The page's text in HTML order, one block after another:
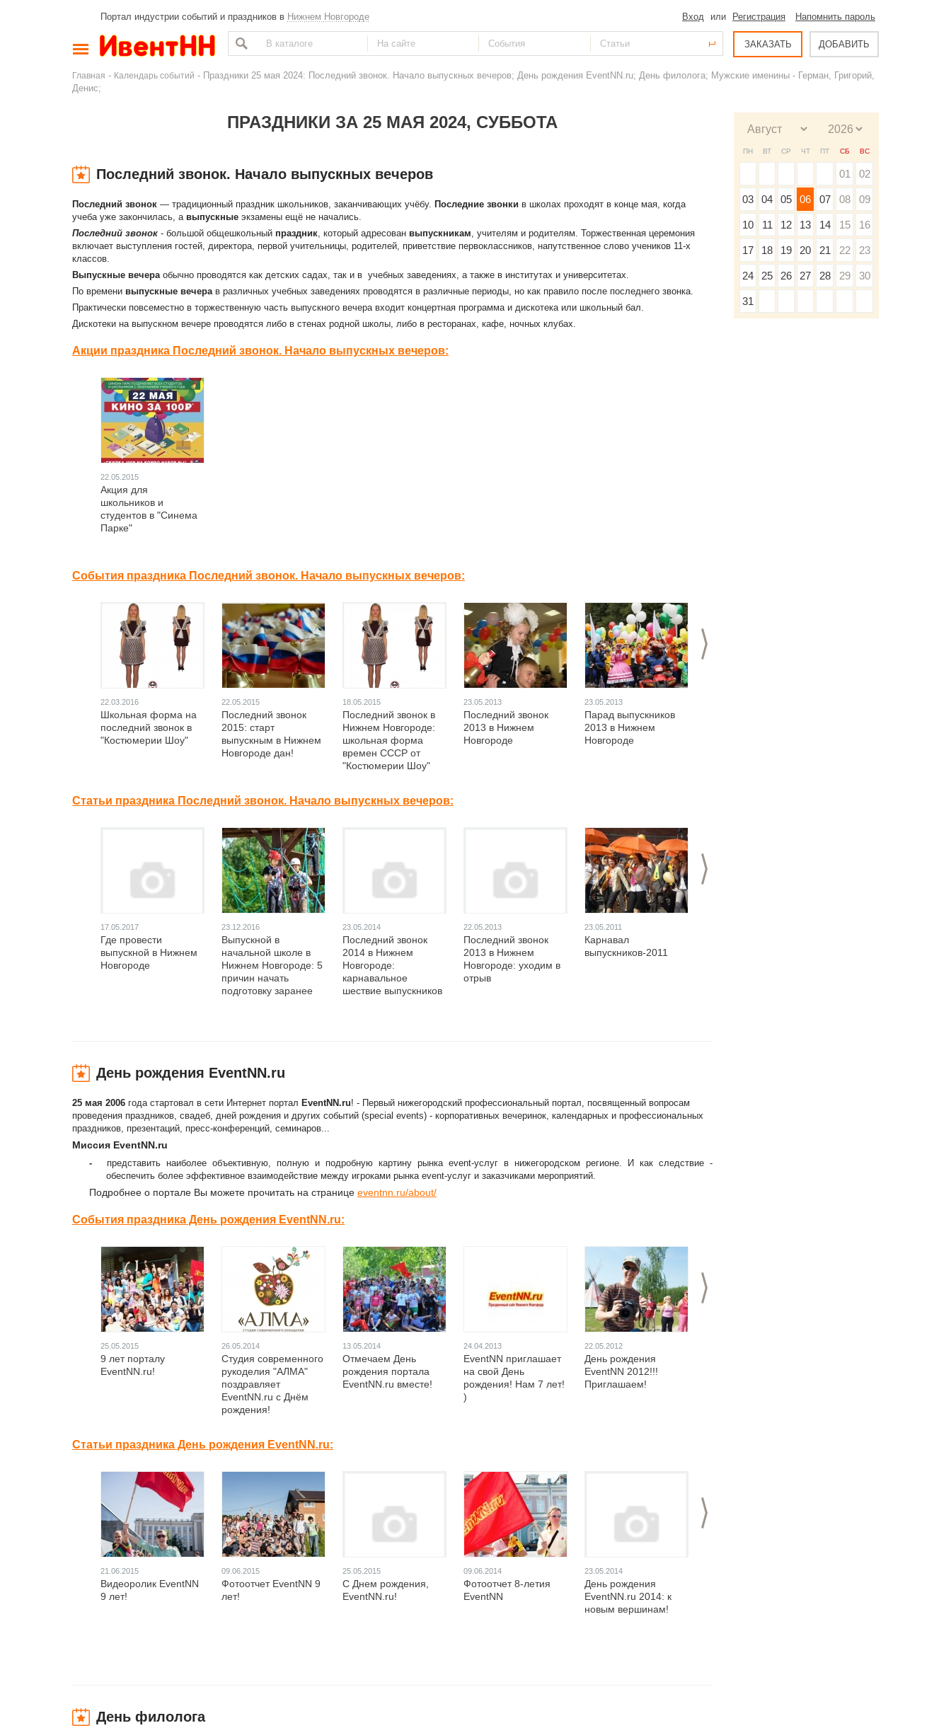
Портал индустрии событий и праздников в Нижнем Новгороде Вход или Регистрация Напомнить пароль
ЗАКАЗАТЬ ДОБАВИТЬ
Главная - Календарь событий - Праздники 25 мая 2024: Последний звонок. Начало выпускных вечеров; День рождения EventNN.ru; День филолога; Мужские именины - Герман, Григорий,
Денис;
ПРАЗДНИКИ ЗА 25 МАЯ 2024, СУББОТА
Последний звонок. Начало выпускных вечеров
Последний звонок — традиционный праздник школьников, заканчивающих учёбу. Последние звонки в школах проходят в конце мая, когда
учеба уже закончилась, а выпускные экзамены ещё не начались.
Последний звонок - большой общешкольный праздник, который адресован выпускникам, учителям и родителям. Торжественная церемония
включает выступления гостей, директора, первой учительницы, родителей, приветствие первоклассников, напутственное слово учеников 11-х
классов.
Выпускные вечераобычно проводятся как детских садах, так и в учебных заведениях, а также в институтах и университетах.
По времени выпускные вечера в различных учебных заведениях проводятся в различные периоды, но как правило после последнего звонка.
Практически повсеместно в торжественную часть выпускного вечера входит концертная программа и дискотека или школьный бал.
Дискотеки на выпускном вечере проводятся либо в стенах родной школы, либо в ресторанах, кафе, ночных клубах.
Акции праздника Последний звонок. Начало выпускных вечеров:
22.05.2015
Акция для
школьников и
студентов в "Синема
Парке"
События праздника Последний звонок. Начало выпускных вечеров:
>
22.03.2016
Школьная форма на
последний звонок в
"Костюмерии Шоу"
22.05.2015
Последний звонок
2015: старт
выпускным в Нижнем
Новгороде дан!
18.05.2015
Последний звонок в
Нижнем Новгороде:
школьная форма
времен СССР от
"Костюмерии Шоу"
23.05.2013
Последний звонок
2013 в Нижнем
Новгороде
23.05.2013
Парад выпускников
2013 в Нижнем
Новгороде
Статьи праздника Последний звонок. Начало выпускных вечеров:
>
17.05.2017
Где провести
выпускной в Нижнем
Новгороде
23.12.2016
Выпускной в
начальной школе в
Нижнем Новгороде: 5
причин начать
подготовку заранее
23.05.2014
Последний звонок
2014 в Нижнем
Новгороде:
карнавальное
шествие выпускников
22.05.2013
Последний звонок
2013 в Нижнем
Новгороде: уходим в
отрыв
23.05.2011
Карнавал
выпускников-2011
День рождения EventNN.ru
25 мая 2006 года стартовал в сети Интернет портал EventNN.ru! - Первый нижегородский профессиональный портал, посвященный вопросам
проведения праздников, свадеб, дней рождения и других событий (special events) - корпоративных вечеринок, календарных и профессиональных
праздников, презентаций, пресс-конференций, семинаров...
Миссия EventNN.ru
-
представить наиболее объективную, полную и подробную картину рынка event-услуг в нижегородском регионе. И как следствие -
обеспечить более эффективное взаимодействие между игроками рынка event-услуг и заказчиками мероприятий.
Подробнее о портале Вы можете прочитать на странице eventnn.ru/about/
События праздника День рождения EventNN.ru:
>
25.05.2015
9 лет порталу
EventNN.ru!
26.05.2014
Студия современного
рукоделия "АЛМА"
поздравляет
EventNN.ru с Днём
рождения!
13.05.2014
Отмечаем День
рождения портала
EventNN.ru вместе!
24.04.2013
EventNN приглашает
на свой День
рождения! Нам 7 лет!
)
22.05.2012
День рождения
EventNN 2012!!!
Приглашаем!
Статьи праздника День рождения EventNN.ru:
>
21.06.2015
Видеоролик EventNN
9 лет!
09.06.2015
Фотоотчет EventNN 9
лет!
25.05.2015
С Днем рождения,
EventNN.ru!
09.06.2014
Фотоотчет 8-летия
EventNN
23.05.2014
День рождения
EventNN.ru 2014: к
новым вершинам!
День филолога
ПН ВТ СР ЧТ ПТ СБ ВС
01 02
03 04 05 06 07 08 09
10 11 12 13 14 15 16
17 18 19 20 21 22 23
24 25 26 27 28 29 30
31